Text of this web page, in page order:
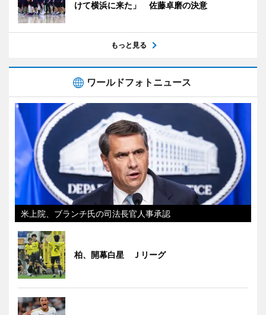
けて横浜に来た」 佐藤卓磨の決意
もっと見る
ワールドフォトニュース
米上院、ブランチ氏の司法長官人事承認
柏、開幕白星 Ｊリーグ